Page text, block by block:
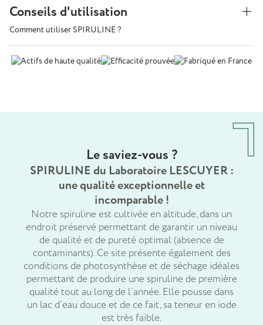
Conseils d'utilisation
Comment utiliser SPIRULINE ?
Le saviez-vous ?
SPIRULINE du Laboratoire LESCUYER :
une qualité exceptionnelle et
incomparable !
Notre spiruline est cultivée en altitude, dans un
endroit préservé permettant de garantir un niveau
de qualité et de pureté optimal (absence de
contaminants). Ce site présente également des
conditions de photosynthèse et de séchage idéales
permettant de produire une spiruline de première
qualité tout au long de l’année. Elle pousse dans
un lac d’eau douce et de ce fait, sa teneur en iode
est très faible.